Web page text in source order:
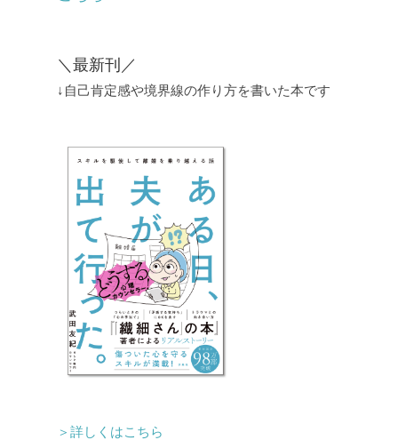
＼最新刊／
↓自己肯定感や境界線の作り方を書いた本です
＞詳しくはこちら